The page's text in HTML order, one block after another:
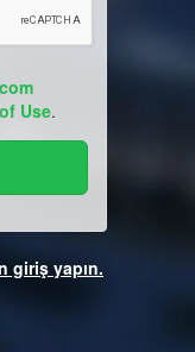
Use.
giriş yapın.